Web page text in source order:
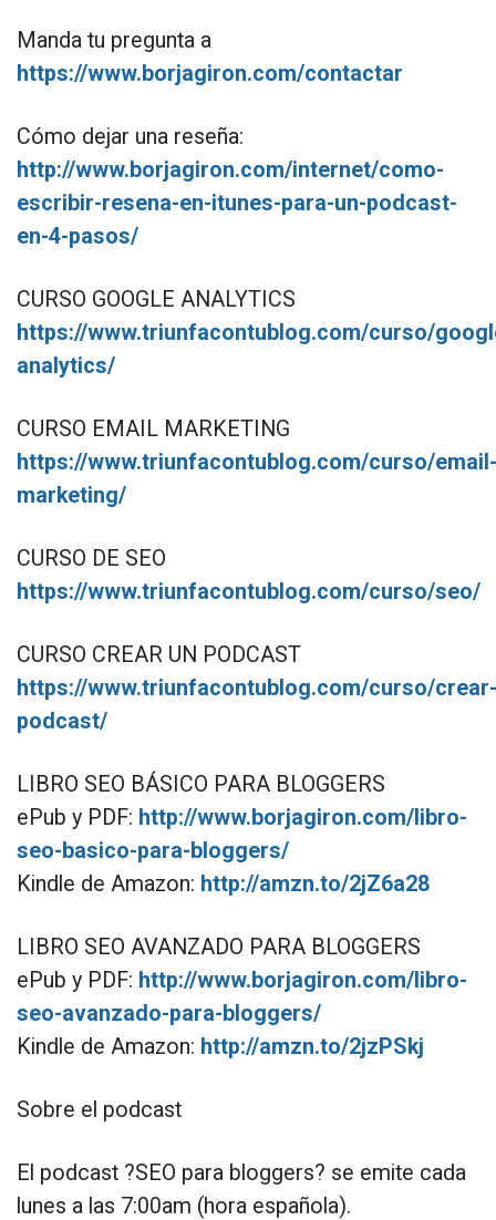
Manda tu pregunta a
https://www.borjagiron.com/contactar
Cómo dejar una reseña:
http://www.borjagiron.com/internet/como-
escribir-resena-en-itunes-para-un-podcast-
en-4-pasos/
CURSO GOOGLE ANALYTICS
https://www.triunfacontublog.com/curso/
analytics/
CURSO EMAIL MARKETING
https://www.triunfacontublog.com/curso/email-
marketing/
CURSO DE SEO
https://www.triunfacontublog.com/curso/seo/
CURSO CREAR UN PODCAST
https://www.triunfacontublog.com/curso/crear-
podcast/
LIBRO SEO BÁSICO PARA BLOGGERS
ePub y PDF: http://www.borjagiron.com/libro-
seo-basico-para-bloggers/
Kindle de Amazon: http://amzn.to/2jZ6a28
LIBRO SEO AVANZADO PARA BLOGGERS
ePub y PDF: http://www.borjagiron.com/libro-
seo-avanzado-para-bloggers/
Kindle de Amazon: http://amzn.to/2jzPSkj
Sobre el podcast
El podcast ?SEO para bloggers? se emite cada
lunes a las 7:00am (hora española).